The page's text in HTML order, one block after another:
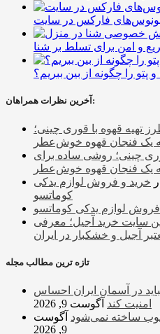
و امن برای تسلط بر شنا
پتو را چگونه از بین ببریم؟
آخرین نظرات همراهان:
تهیه قهوه با قوری چینی؛
یک فنجان قهوه خوش‌عطر
چینی؛ روشی ساده برای
یک فنجان قهوه خوش‌عطر
خرید و فروش لوازم یدکی
کوماتسو
لوازم یدکی کوماتسو
سایت خرید آجیل؛ معرفی
تازه ترین مطالب مجله
در آسمان ایران احساس
امنیت کند آگوست 9, 2026
ساخته نمی‌شود آگوست
9, 2026